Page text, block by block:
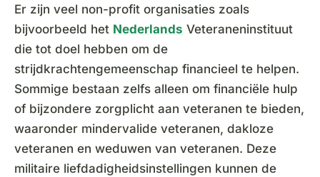
Er zijn veel non-profit organisaties zoals
bijvoorbeeld het Nederlands Veteraneninstituut
die tot doel hebben om de
strijdkrachtengemeenschap financieel te helpen.
Sommige bestaan zelfs alleen om financiële hulp
of bijzondere zorgplicht aan veteranen te bieden,
waaronder mindervalide veteranen, dakloze
veteranen en weduwen van veteranen. Deze
militaire liefdadigheidsinstellingen kunnen de